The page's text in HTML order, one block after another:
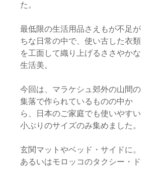
た。
最低限の生活用品さえもが不足が
ちな日常の中で、使い古した衣類
を工面して織り上げるささやかな
生活美。
今回は、マラケシュ郊外の山間の
集落で作られているものの中か
ら、日本のご家庭でも使いやすい
小ぶりのサイズのみ集めました。
玄関マットやベッド・サイドに。
あるいはモロッコのタクシー・ド